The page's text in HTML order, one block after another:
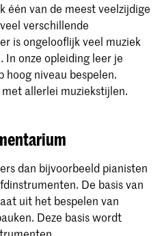
één van de meest veelzijdige
verschillende
is ongelooflijk veel muziek
In onze opleiding leer je
niveau bespelen.
allerlei muziekstijlen.
dan bijvoorbeeld pianisten
De basis van
uit het bespelen van
Deze basis wordt